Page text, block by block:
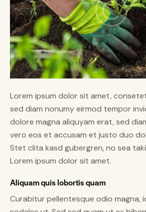
Lorem ipsum dolor sit amet,
sed diam nonumy eirmod tempor
dolore magna aliquyam erat, sed
vero eos et accusam et justo duo
Stet clita kasd gubergren, no sea
Lorem ipsum dolor sit amet.
Aliquam quis lobortis quam
Curabitur pellentesque odio magna,